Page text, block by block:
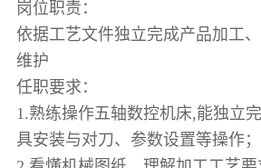
岗位职责：
依据工艺文件独立完成产品加工
维护
任职要求：
1.熟练操作五轴数控机床,能独立
具安装与对刀、参数设置等操作；